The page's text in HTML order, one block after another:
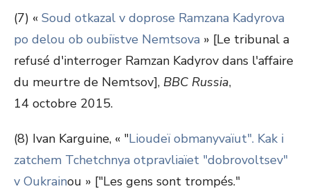
(7) « Soud otkazal v doprose Ramzana Kadyrova
po delou ob oubiïstve Nemtsova » [Le tribunal a
refusé d'interroger Ramzan Kadyrov dans l'affaire
du meurtre de Nemtsov], BBC Russia,
14 octobre 2015.
(8) Ivan Karguine, « "Lioudeï obmanyvaïut". Kak i
zatchem Tchetchnya otpravliaïet "dobrovoltsev"
v Oukrainou » ["Les gens sont trompés."